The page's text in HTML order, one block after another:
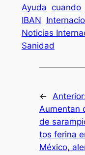
Ayuda cuando
IBAN
Noticias
Sanidad
←
Aumentan
de
tos ferina
México,